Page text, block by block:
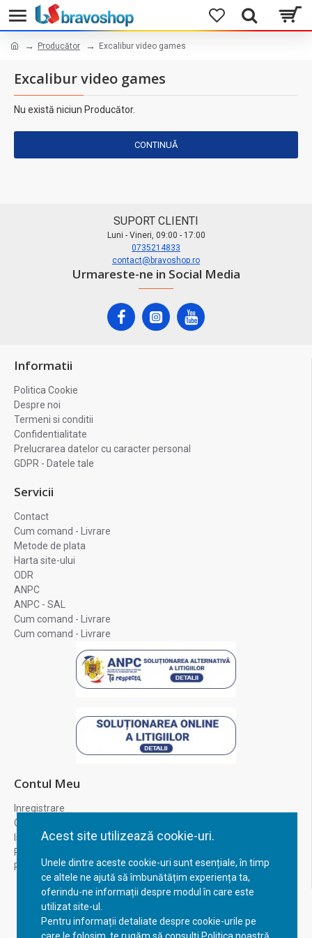
Acest site utilizează cookie-uri.
Unele dintre aceste cookie-uri sunt esențiale, în timp
ce altele ne ajută să îmbunătățim experiența ta,
oferindu-ne informații despre modul în care este
utilizat site-ul.
Pentru informații detaliate despre cookie-urile pe
Producător Excalibur video games
Excalibur video games
Nu există niciun Producător.
CONTINUĂ
SUPORT CLIENTI
Luni - Vineri, 09:00 - 17:00
0735214833
contact@bravoshop.ro
Urmareste-ne in Social Media
Informatii
Politica Cookie
Despre noi
Termeni si conditii
Confidentialitate
Prelucrarea datelor cu caracter personal
GDPR - Datele tale
Servicii
Contact
Cum comand - Livrare
Metode de plata
Harta site-ului
ODR
ANPC
ANPC - SAL
Cum comand - Livrare
Cum comand - Livrare
Contul Meu
Inregistrare
Contul meu
Istoric comenzi
Recuperare parola
Returnare produs